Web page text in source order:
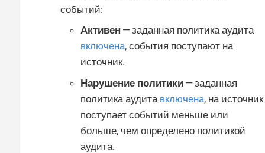
событий:
Активен — заданная политика аудита
включена, события поступают на
источник.
Нарушение политики — заданная
политика аудита включена, на источник
поступает событий меньше или
больше, чем определено политикой
аудита.